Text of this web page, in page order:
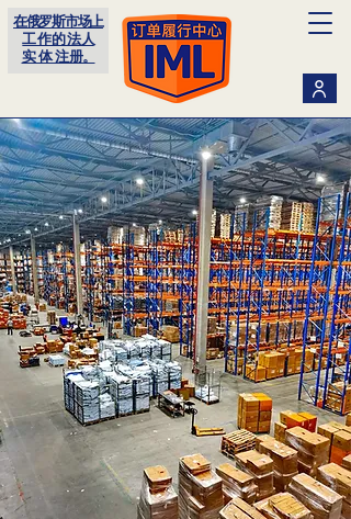
在俄罗斯市场上
工 作 的 法 人
实 体 注 册。